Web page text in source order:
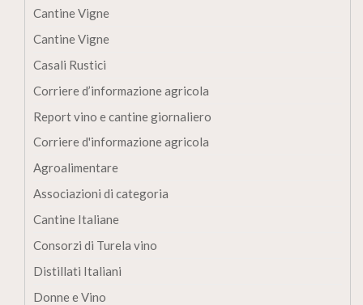
Cantine Vigne
Cantine Vigne
Casali Rustici
Corriere d’informazione agricola
Report vino e cantine giornaliero
Corriere d'informazione agricola
Agroalimentare
Associazioni di categoria
Cantine Italiane
Consorzi di Turela vino
Distillati Italiani
Donne e Vino